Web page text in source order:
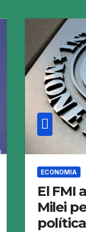
ECONOMIA
El FMI
Milei